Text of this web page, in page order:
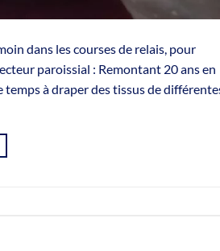
dans les courses de relais, pour
paroissial : Remontant 20 ans en
temps à draper des tissus de